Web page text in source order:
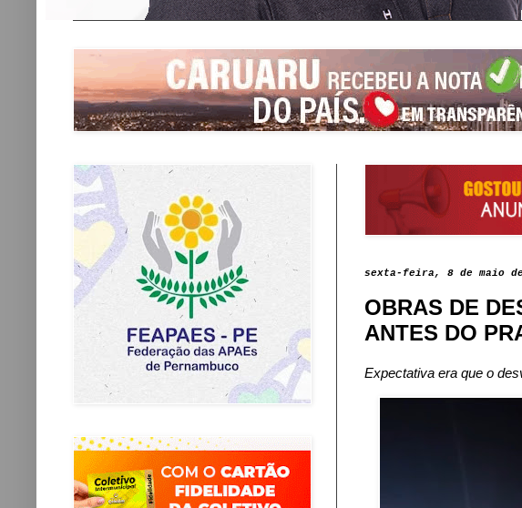
sexta-feira, 8 de maio
OBRAS DE
ANTES DO
Expectativa era que o